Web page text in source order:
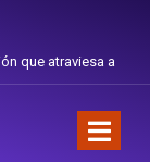
atraviesa a